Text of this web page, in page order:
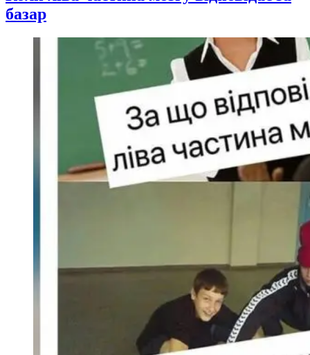
базар